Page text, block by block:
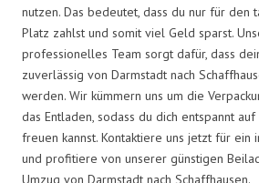
nutzen. Das bedeutet, dass du nur für den
Platz zahlst und somit viel Geld sparst.
professionelles Team sorgt dafür, dass
zuverlässig von Darmstadt nach
werden. Wir kümmern uns um die
das Entladen, sodass du dich entspannt
freuen kannst. Kontaktiere uns jetzt für ein
und profitiere von unserer günstigen
Umzug von Darmstadt nach Schaffhausen.